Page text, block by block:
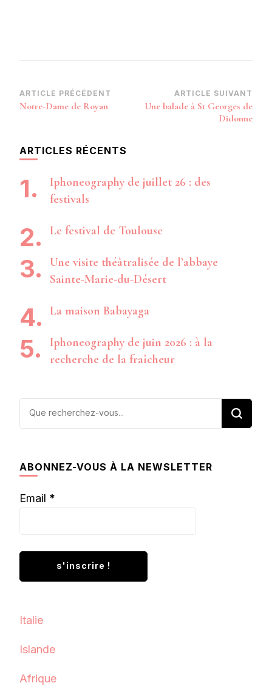
Navigation
d’article
ARTICLE PRÉCÉDENT
Notre-Dame de Royan
ARTICLE SUIVANT
Une balade à St Georges de
Didonne
ARTICLES RÉCENTS
Iphoneography de juillet 26 : des
festivals
Le festival de Toulouse
Une visite théâtralisée de l’abbaye
Sainte-Marie-du-Désert
La maison Babayaga
Iphoneography de juin 2026 : à la
recherche de la fraîcheur
Vous
ABONNEZ-VOUS À LA NEWSLETTER
Email *
Italie
Islande
Afrique